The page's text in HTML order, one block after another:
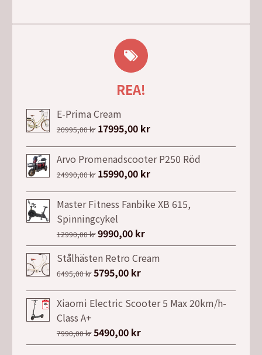
REA!
E-Prima Cream
20995,00kr Det
ursprungliga
priset
var:
17995,00 krDet
nuvarande
priset
är:
Arvo Promenadscooter P250 Röd
24990,00kr Det
ursprungliga
priset
var:
24990,00 kr.
15990,00 krDet
nuvarande
priset
Master Fitness Fanbike XB 615,
Spinningcykel
12990,00kr Det
ursprungliga
priset
var:
12990,00 kr.
9990,00 krDet
nuvarande
priset
9990,00 kr.
Stålhästen Retro Cream
6495,00kr Det
ursprungliga
priset
6495,00 kr.
5795,00 krDet
nuvarande
priset
5795,00 kr.
Xiaomi Electric Scooter 5 Max 20km/h-
Class A+
7990,00kr Det
ursprungliga
5490,00 krDet
nuvarande